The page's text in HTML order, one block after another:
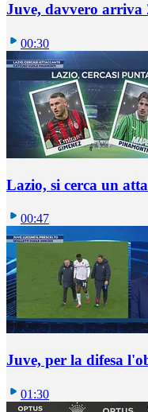
Juve, davvero arriva
00:30
Lazio, si cerca un
00:47
Juve, per la difesa
01:30